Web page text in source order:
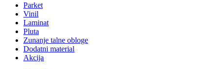
Parket
Vinil
Laminat
Pluta
Zunanje talne obloge
Dodatni material
Akcija